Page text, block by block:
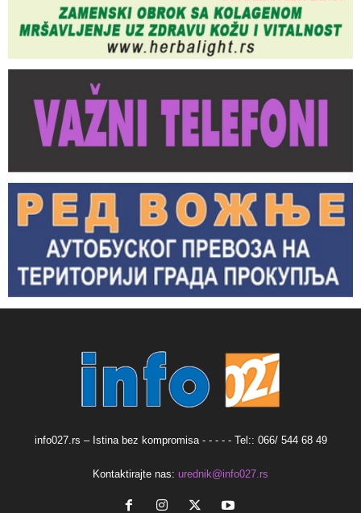
info027.rs – Istina bez kompromisa - - - - - Tel:: 066/ 544 68 49
Kontaktirajte nas: urednik@info027.rs